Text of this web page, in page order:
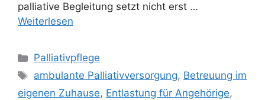
palliative Begleitung setzt nicht erst …
Weiterlesen
Palliativpflege
ambulante Palliativversorgung, Betreuung im
eigenen Zuhause, Entlastung für Angehörige,